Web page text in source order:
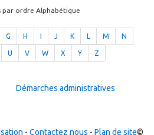
par ordre Alphabétique
G H J K L M N
U V W X Y Z
Démarches administratives
- Contactez nous - Plan de site©